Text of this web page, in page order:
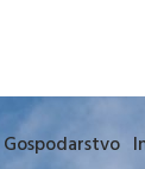
Gospodarstvo